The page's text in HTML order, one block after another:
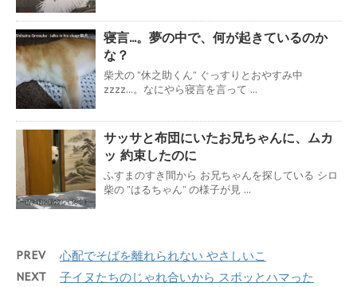
寝言...。夢の中で、何が起きているのか
な？
柴犬の ”休之助くん” ぐっすりとおやすみ中
zzzz...。なにやら寝言を言って ...
サッサと布団にいたお兄ちゃんに、ムカ
ッ 約束したのに
ふすまのすき間から お兄ちゃんを探している シロ
柴の ”はるちゃん” の様子が見 ...
PREV 心配でそばを離れられない やさしいこ
NEXT 子イヌたちのじゃれ合いから スポッとハマった